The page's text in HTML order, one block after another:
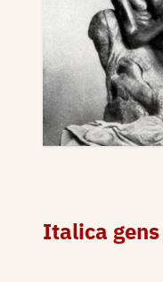
Italica gens